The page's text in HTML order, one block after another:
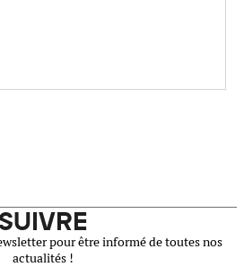
SUIVRE
pour être informé de toutes nos
actualités !